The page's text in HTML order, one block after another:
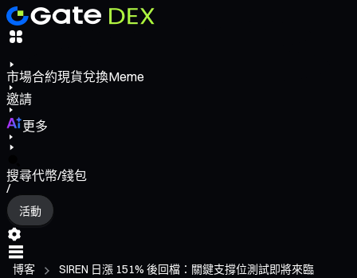
市場合約現貨兌換Meme
邀請
更多
搜尋代幣/錢包
/
活動
博客 SIREN 日漲 151% 後回檔：關鍵支撐位測試即將來臨